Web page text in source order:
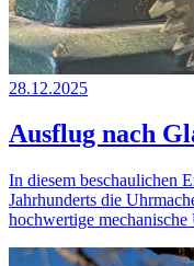
28.12.2025
Ausflug nach
In diesem beschaulichen
Jahrhunderts die
hochwertige